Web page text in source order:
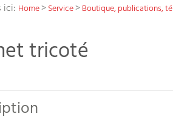
ici: Home>Service>Boutique, publications,
tricoté